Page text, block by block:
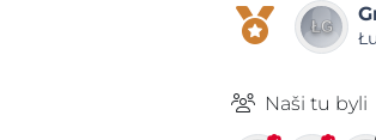
Naši tu byli